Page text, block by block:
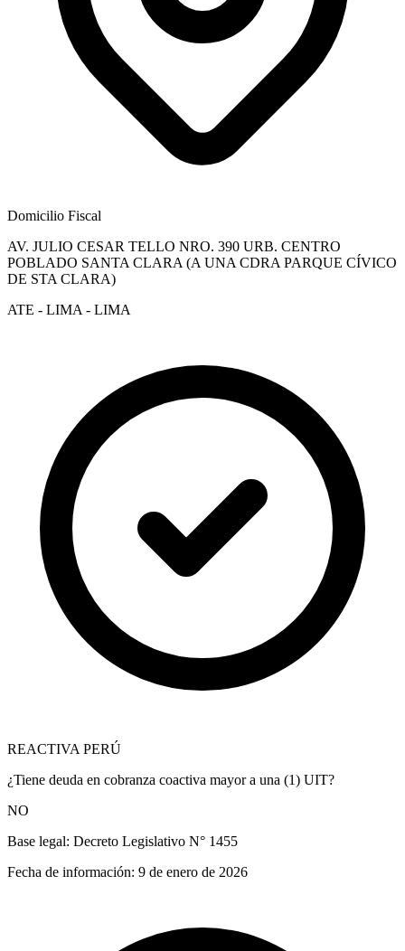
Domicilio Fiscal
AV. JULIO CESAR TELLO NRO. 390 URB. CENTRO
POBLADO SANTA CLARA (A UNA CDRA PARQUE CÍVICO
DE STA CLARA)
ATE - LIMA - LIMA
REACTIVA PERÚ
¿Tiene deuda en cobranza coactiva mayor a una (1) UIT?
NO
Base legal: Decreto Legislativo N° 1455
Fecha de información: 9 de enero de 2026